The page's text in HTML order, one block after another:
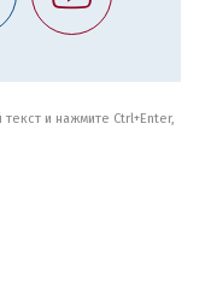
и нажмите Ctrl+Enter,